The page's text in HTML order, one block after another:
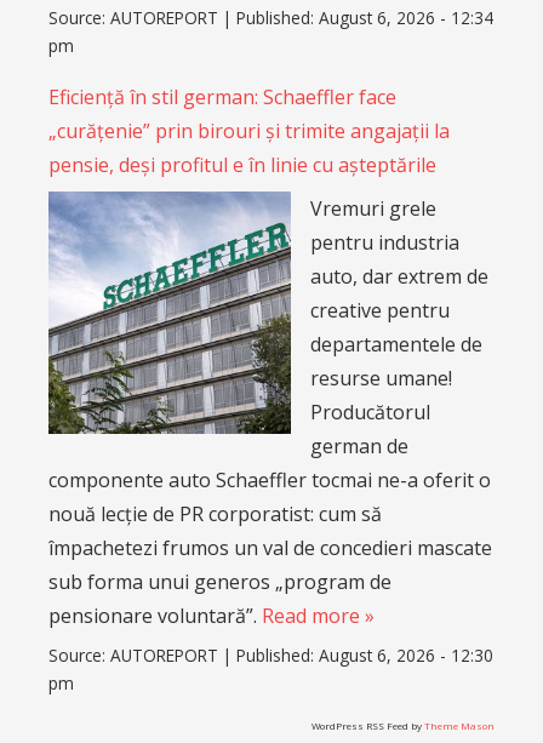
Source: AUTOREPORT | Published: August 6, 2026 - 12:34
pm
Eficiență în stil german: Schaeffler face
„curățenie” prin birouri și trimite angajații la
pensie, deși profitul e în linie cu așteptările
Vremuri grele
pentru industria
auto, dar extrem de
creative pentru
departamentele de
resurse umane!
Producătorul
german de
componente auto Schaeffler tocmai ne-a oferit o
nouă lecție de PR corporatist: cum să
împachetezi frumos un val de concedieri mascate
sub forma unui generos „program de
pensionare voluntară”. Read more »
Source: AUTOREPORT | Published: August 6, 2026 - 12:30
pm
WordPress RSS Feed byTheme Mason